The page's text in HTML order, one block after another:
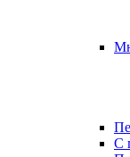
С